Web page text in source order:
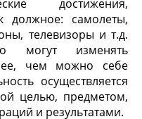
достижения,
должное: самолеты,
телевизоры и т.д.
могут изменять
чем можно себе
осуществляется
целью, предметом,
и результатами.